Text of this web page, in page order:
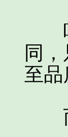
叶
同
至
而